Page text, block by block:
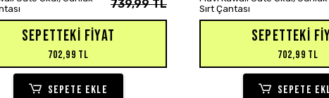
739,99 TL
SEPETTEKI FIYAT
702,99 TL
SEPETE EKLE
Sırt Çantası
SEPETTEKI
702,99 TL
SEPETE